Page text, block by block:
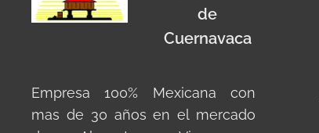
de
Cuernavaca
Empresa 100% Mexicana con
mas de 30 años en el mercado